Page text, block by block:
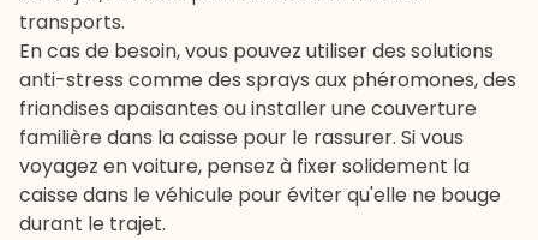
transports.
En cas de besoin, vous pouvez utiliser des solutions
anti-stress comme des sprays aux phéromones, des
friandises apaisantes ou installer une couverture
familière dans la caisse pour le rassurer. Si vous
voyagez en voiture, pensez à fixer solidement la
caisse dans le véhicule pour éviter qu'elle ne bouge
durant le trajet.